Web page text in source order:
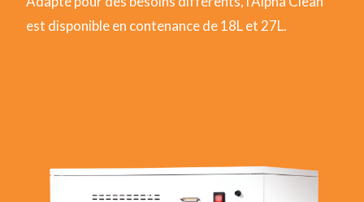
est disponible en contenance de 18L et 27L.